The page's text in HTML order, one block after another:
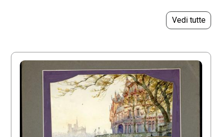
Vedi tutte